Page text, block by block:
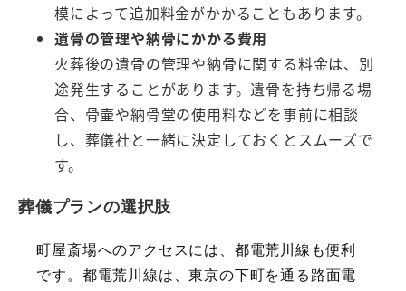
模によって追加料金がかかることもあります。
遺骨の管理や納骨にかかる費用
火葬後の遺骨の管理や納骨に関する料金は、別
途発生することがあります。遺骨を持ち帰る場
合、骨壷や納骨堂の使用料などを事前に相談
し、葬儀社と一緒に決定しておくとスムーズで
す。
葬儀プランの選択肢
町屋斎場へのアクセスには、都電荒川線も便利
です。都電荒川線は、東京の下町を通る路面電